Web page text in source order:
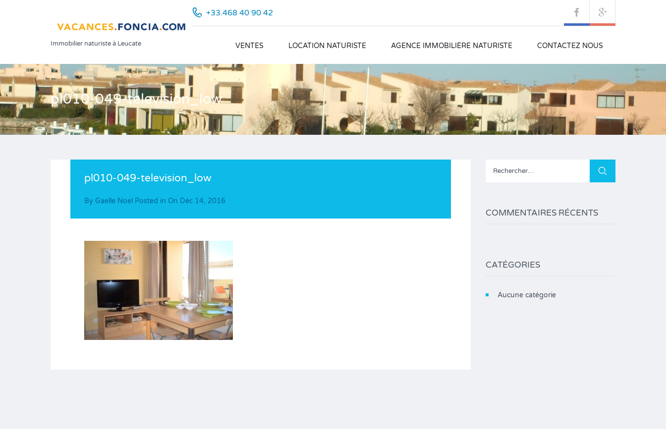
Immobilier naturiste à Leucate
+33.468 40 90 42
VENTES LOCATION NATURISTE AGENCE IMMOBILIÈRE NATURISTE CONTACTEZ NOUS
pl010-049-television_low
pl010-049-television_low
By Gaelle Noel Posted in On Déc 14, 2016
Rechercher :
COMMENTAIRES RÉCENTS
CATÉGORIES
Aucune catégorie